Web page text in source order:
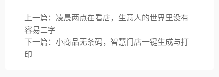
上一篇：凌晨两点在看店，生意人的世界里没有
容易二字
下一篇：小商品无条码，智慧门店一键生成与打
印